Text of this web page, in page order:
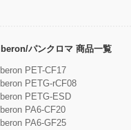
パンクロマ 商品一覧
PET-CF17
PETG-rCF08
PETG-ESD
PA6-CF20
PA6-GF25